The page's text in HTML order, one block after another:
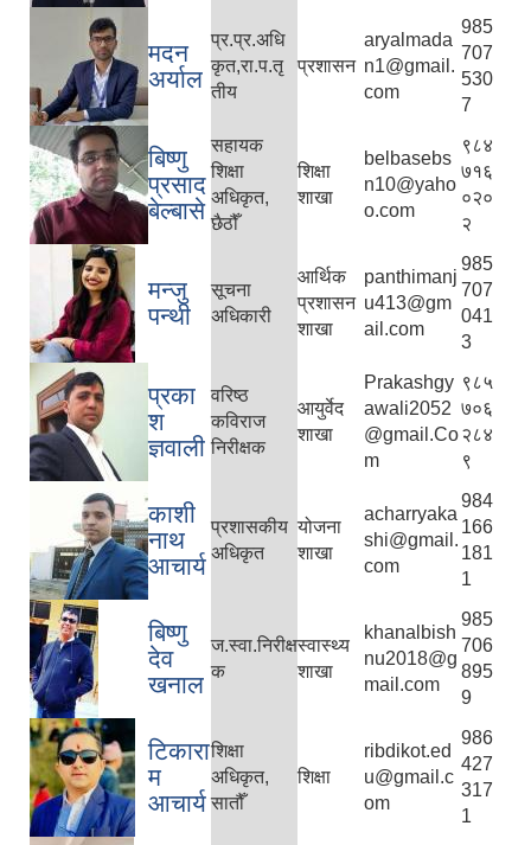
मदन
अर्याल
प्र.प्र.अधि
कृत,रा.प.तृ
तीय
प्रशासन
aryalmada
n1@gmail.
com
985
707
530
7
बिष्णु
प्रसाद
बेल्बासे
सहायक
शिक्षा
अधिकृत,
छैठौँ
शिक्षा
शाखा
belbasebs
n10@yaho
o.com
९८४
७१६
०२०
२
मन्जु
पन्थी
सूचना
अधिकारी
आर्थिक
प्रशासन
शाखा
panthimanj
u413@gm
ail.com
985
707
041
3
प्रका
श
ज्ञवाली
वरिष्ठ
कविराज
निरीक्षक
आयुर्वेद
शाखा
Prakashgy
awali2052
@gmail.Co
m
९८५
७०६
२८४
९
काशी
नाथ
आचार्य
प्रशासकीय
अधिकृत
योजना
शाखा
acharryaka
shi@gmail.
com
984
166
181
1
बिष्णु
देव
खनाल
ज.स्वा.निरीक्ष
क
स्वास्थ्य
शाखा
khanalbish
nu2018@g
mail.com
985
706
895
9
टिकारा
म
आचार्य
शिक्षा
अधिकृत,
सातौँ
शिक्षा
ribdikot.ed
u@gmail.c
om
986
427
317
1